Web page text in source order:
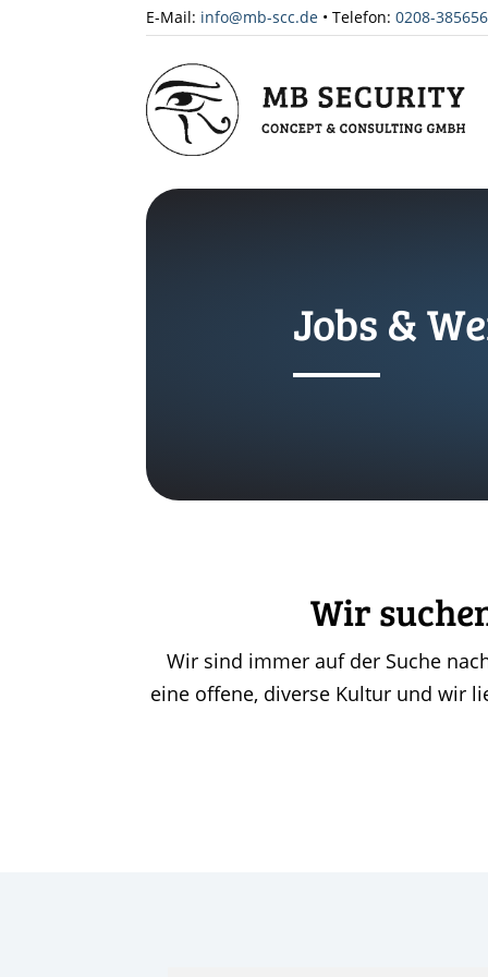
E-Mail: info@mb-scc.de • Telefon:0208-
Jobs &
Wir
Wir sind immer auf der Suche
eine offene, diverse Kultur und wir